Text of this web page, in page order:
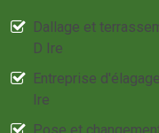
Dallage et
D Ire
Entreprise
Ire